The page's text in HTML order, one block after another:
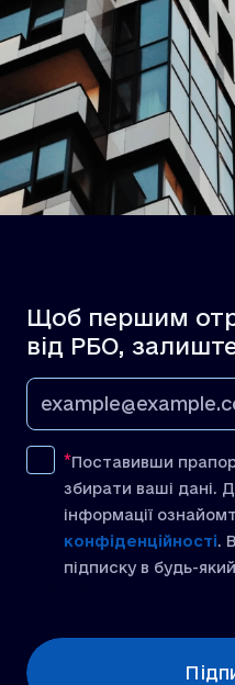
Щоб першим
від РБО,
Поставивши
збирати ваші дані.
інформації
конфіденційності.
підписку в будь-